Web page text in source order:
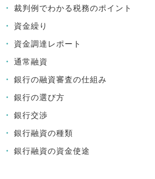
裁判例でわかる税務のポイント
資金繰り
資金調達レポート
通常融資
銀行の融資審査の仕組み
銀行の選び方
銀行交渉
銀行融資の種類
銀行融資の資金使途